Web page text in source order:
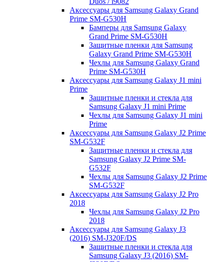
Аксессуары для Samsung Galaxy Grand
Prime SM-G530H
Бамперы для Samsung Galaxy
Grand Prime SM-G530H
Защитные пленки для Samsung
Galaxy Grand Prime SM-G530H
Чехлы для Samsung Galaxy Grand
Prime SM-G530H
Аксессуары для Samsung Galaxy J1 mini
Prime
Защитные пленки и стекла для
Samsung Galaxy J1 mini Prime
Чехлы для Samsung Galaxy J1 mini
Prime
Аксессуары для Samsung Galaxy J2 Prime
SM-G532F
Защитные пленки и стекла для
Samsung Galaxy J2 Prime SM-
G532F
Чехлы для Samsung Galaxy J2 Prime
SM-G532F
Аксессуары для Samsung Galaxy J2 Pro
2018
Чехлы для Samsung Galaxy J2 Pro
2018
Аксессуары для Samsung Galaxy J3
(2016) SM-J320F/DS
Защитные пленки и стекла для
Samsung Galaxy J3 (2016) SM-